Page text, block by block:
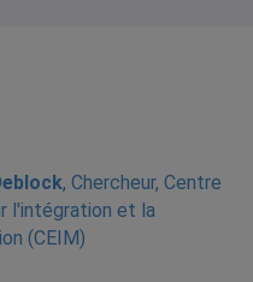
, Chercheur, Centre
l'intégration et la
(CEIM)